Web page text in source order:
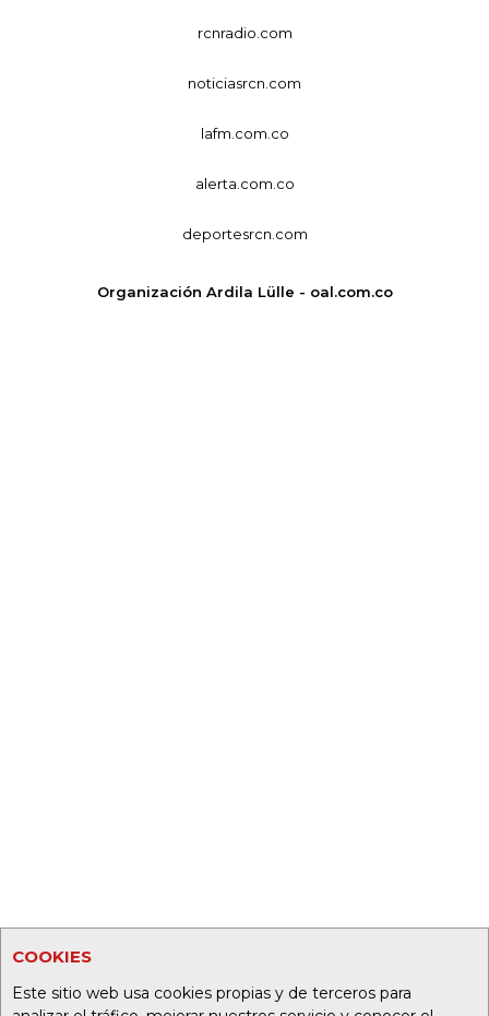
COOKIES
Este sitio web usa cookies propias y de terceros para
rcnradio.com
noticiasrcn.com
lafm.com.co
alerta.com.co
deportesrcn.com
Organización Ardila Lülle - oal.com.co